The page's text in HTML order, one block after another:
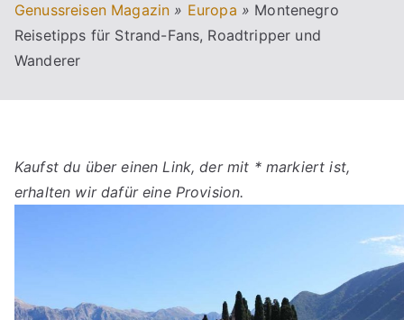
Genussreisen Magazin » Europa » Montenegro
Reisetipps für Strand-Fans, Roadtripper und
Wanderer
Kaufst du über einen Link, der mit * markiert ist,
erhalten wir dafür eine Provision.